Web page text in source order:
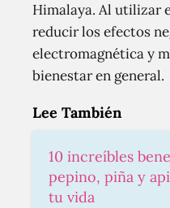
Himalaya. Al utilizar
reducir los efectos
electromagnética y
bienestar en general.
Lee También
10 increíbles
pepino, piña y
tu vida